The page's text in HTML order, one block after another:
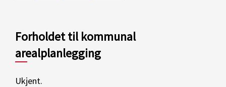
Forholdet til kommunal
arealplanlegging
Ukjent.